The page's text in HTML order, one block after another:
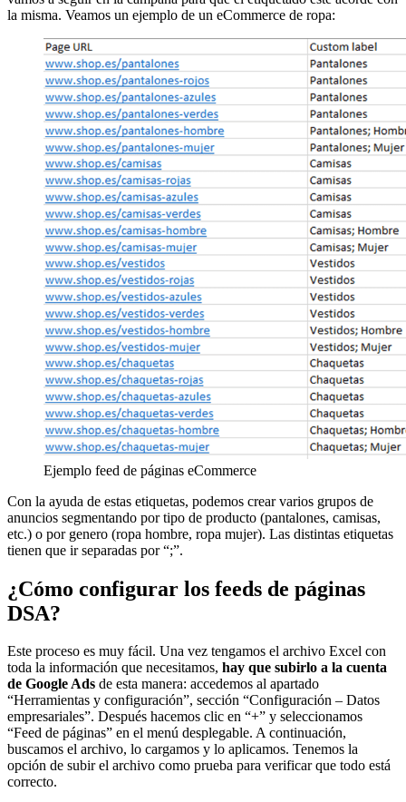
la misma. Veamos un ejemplo de un eCommerce de ropa:
Ejemplo feed de páginas eCommerce
Con la ayuda de estas etiquetas, podemos crear varios grupos de
anuncios segmentando por tipo de producto (pantalones, camisas,
etc.) o por genero (ropa hombre, ropa mujer). Las distintas etiquetas
tienen que ir separadas por “;”.
¿Cómo configurar los feeds de páginas
DSA?
Este proceso es muy fácil. Una vez tengamos el archivo Excel con
toda la información que necesitamos, hay que subirlo a la cuenta
de Google Ads de esta manera: accedemos al apartado
“Herramientas y configuración”, sección “Configuración – Datos
empresariales”. Después hacemos clic en “+” y seleccionamos
“Feed de páginas” en el menú desplegable. A continuación,
buscamos el archivo, lo cargamos y lo aplicamos. Tenemos la
opción de subir el archivo como prueba para verificar que todo está
correcto.